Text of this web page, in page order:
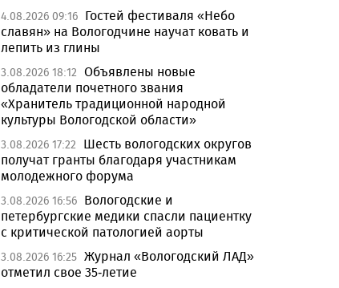
4.08.2026 09:16 Гостей фестиваля «Небо
славян» на Вологодчине научат ковать и
лепить из глины
3.08.2026 18:12 Объявлены новые
обладатели почетного звания
«Хранитель традиционной народной
культуры Вологодской области»
3.08.2026 17:22
Шесть вологодских округов
получат гранты благодаря участникам
молодежного форума
3.08.2026 16:56 Вологодские и
петербургские медики спасли пациентку
с критической патологией аорты
3.08.2026 16:25 Журнал «Вологодский ЛАД»
отметил свое 35-летие